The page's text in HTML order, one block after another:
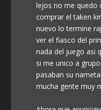
lejos no me quedo
comprar el taken
nuevo lo termine
ver el fiasco del
nada del juego asi
si me unico a
pasaban su
mucha gente muy